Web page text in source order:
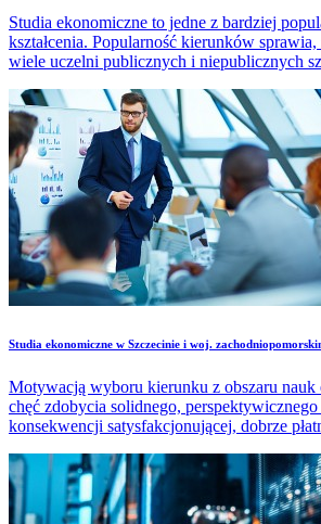
Studia ekonomiczne to jedne z bardziej
kształcenia. Popularność kierunków
wiele uczelni publicznych i niepublicznych
Studia ekonomiczne w Szczecinie i woj.
Motywacją wyboru kierunku z obszaru nauk
chęć zdobycia solidnego,
konsekwencji satysfakcjonującej, dobrze